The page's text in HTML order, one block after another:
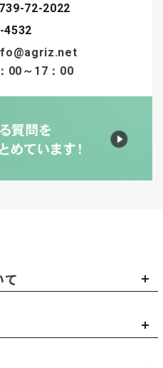
72-2022
00～17：00
4532